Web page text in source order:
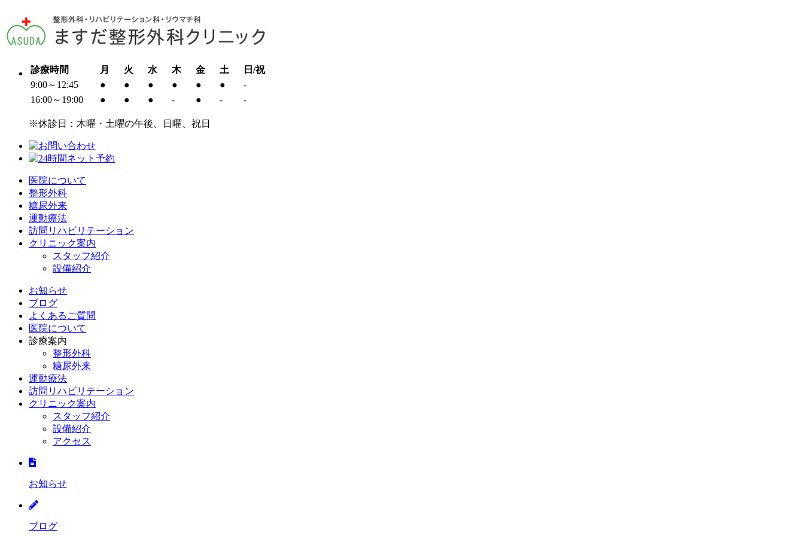
診療時間 月 火 水 木 金 土
日/祝
9:00～12:45
● ● ● ● ● ●
-
16:00～19:00
● ● ● - ● - -
※休診日：木曜・土曜の午後、日曜、祝日
医院について
整形外科
糖尿外来
運動療法
訪問リハビリテーション
クリニック案内
スタッフ紹介
設備紹介
お知らせ
ブログ
よくあるご質問
医院について
診療案内
整形外科
糖尿外来
運動療法
訪問リハビリテーション
クリニック案内
スタッフ紹介
設備紹介
アクセス
お知らせ
ブログ